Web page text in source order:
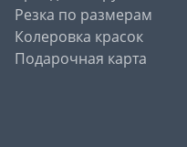
Резка по размерам
Колеровка красок
Подарочная карта